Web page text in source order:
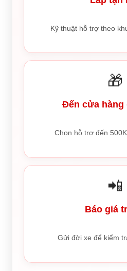
Kỹ thuật hỗ trợ theo
🎁
Đến cửa hàng
Chọn hỗ trợ đến
📲
Báo giá
Gửi đời xe để kiểm